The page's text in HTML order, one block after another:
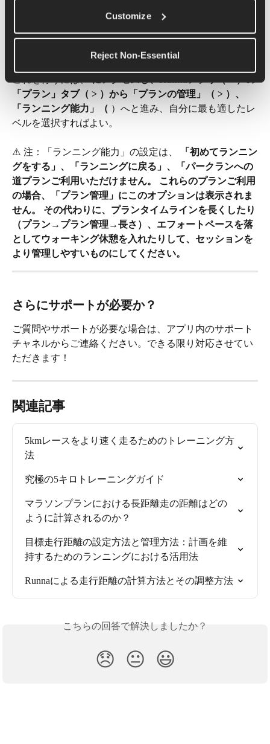
Customize
Reject Non-Essential
もし現在のランニング距離が長すぎると感じたり、怪我
からの回復中でペースを落としたい場合は、ランニング
のレベルを一つ下げることをお勧めする。
「プラン」タブ（ > ）から「プランの管理」（ > ）、
「ランニング能力」（ ）へと進み、自分に最も適したレ
ベルを選択すればよい。
⚠️ 注：「ランニング能力」の設定は、
「初めてランニン
グをする」、「ランニングに戻る」、「パークランへの
道プランご利用いただけません。 これらのプランご利用
の場合、「プラン管理」にこのオプションは表示されま
せん。 その代わりに、プランタイムラインを長くしたり
（プラン→プラン管理→長さ）、エフォートペースを落
としてウォーキング休憩を入れたりして、セッションを
より管理しやすいものにしてください。
さらにサポートが必要か？
ご質問やサポートが必要な場合は、アプリ内のサポート
チャネルからご連絡ください。できる限り対応させてい
ただきます！
関連記事
5kmレースをより速く走るためのトレーニング方
法
究極の5キロトレーニングガイド
マラソンプランにおける長距離走の距離はどの
ように計算されるのか？
目標走行距離の設定方法と管理方法：計画を維
持するためのランニングにおける活用法
Runnaによる走行距離の計算方法とその調整方法
こちらの回答で解決しましたか？
😞 😐 😃